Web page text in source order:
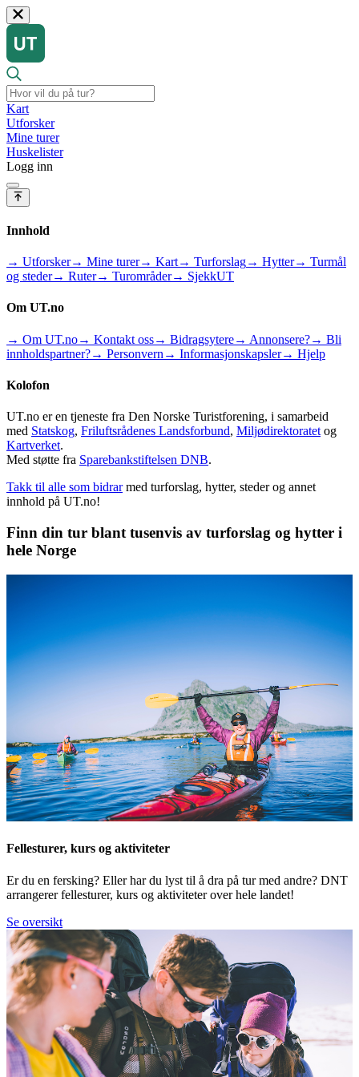
Kart
Utforsker
Mine turer
Huskelister
Logg inn
Innhold
→ Utforsker→ Mine turer→ Kart→ Turforslag→ Hytter→ Turmål
og steder→ Ruter→ Turområder→ SjekkUT
Om UT.no
→ Om UT.no→ Kontakt oss→ Bidragsytere→ Annonsere?→ Bli
innholdspartner?→ Personvern → Informasjonskapsler→ Hjelp
Kolofon
UT.no er en tjeneste fra Den Norske Turistforening, i samarbeid
med Statskog, Friluftsrådenes Landsforbund, Miljødirektoratet og
Kartverket.
Med støtte fra Sparebankstiftelsen DNB.
Takk til alle som bidrar med turforslag, hytter, steder og annet
innhold på UT.no!
Finn din tur blant tusenvis av turforslag og hytter i
hele Norge
Fellesturer, kurs og aktiviteter
Er du en fersking? Eller har du lyst til å dra på tur med andre? DNT
arrangerer fellesturer, kurs og aktiviteter over hele landet!
Se oversikt